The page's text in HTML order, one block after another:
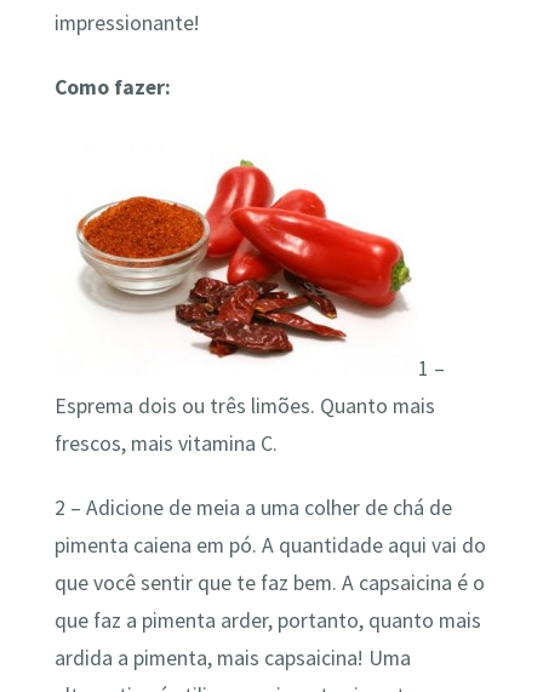
impressionante!
Como fazer:
1 –
Esprema dois ou três limões. Quanto mais
frescos, mais vitamina C.
2 – Adicione de meia a uma colher de chá de
pimenta caiena em pó. A quantidade aqui vai do
que você sentir que te faz bem. A capsaicina é o
que faz a pimenta arder, portanto, quanto mais
ardida a pimenta, mais capsaicina! Uma